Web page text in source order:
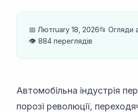
📅 Лютruary 18, 2026📂 Огляди
👁️ 884 переглядів
Автомобільна індустрія
порозі революції,